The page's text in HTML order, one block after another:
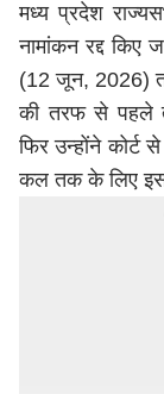
मध्य प्रदेश
नामांकन रद्द किए
(12 जून, 2026)
की तरफ से पहले
फिर उन्होंने कोर्ट
कल तक के लिए इस